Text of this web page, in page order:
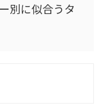
別に似合うタ